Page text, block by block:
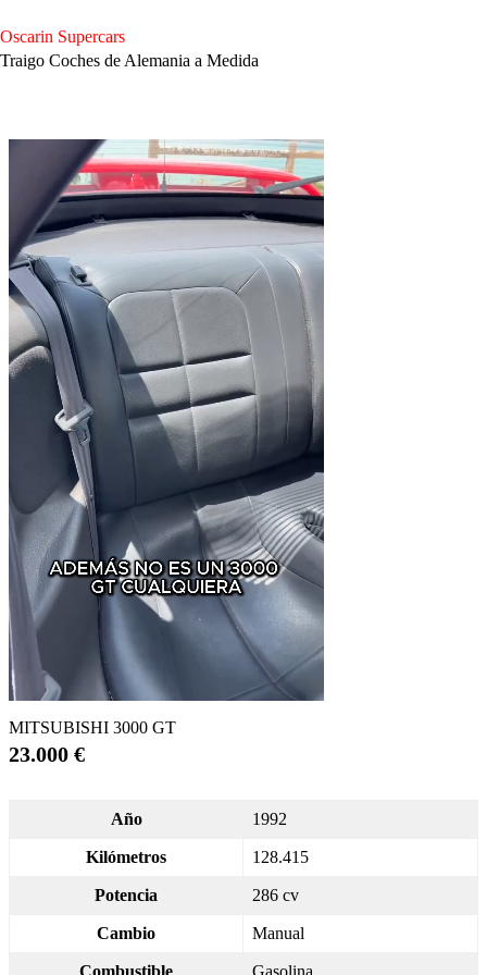
al
contenido
Oscarin Supercars
Traigo Coches de Alemania a Medida
MITSUBISHI 3000 GT
23.000 €
Año 1992
Kilómetros 128.415
Potencia 286 cv
Cambio Manual
Combustible Gasolina